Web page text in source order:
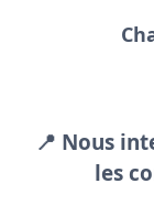
📍 Nous
les